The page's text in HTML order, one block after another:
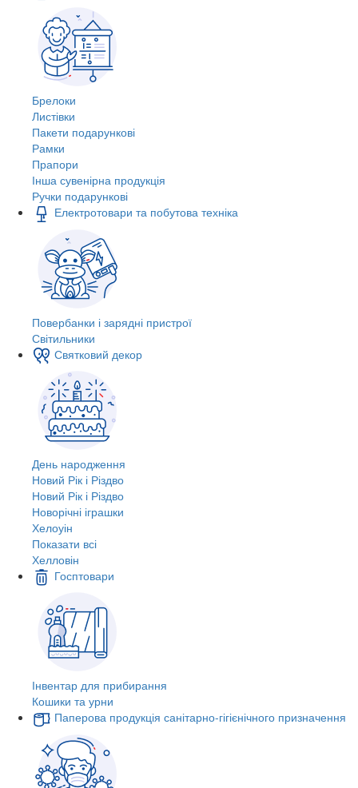
Брелоки
Листівки
Пакети подарункові
Рамки
Прапори
Інша сувенірна продукція
Ручки подарункові
Електротовари та побутова техніка
Повербанки і зарядні пристрої
Світильники
Святковий декор
День народження
Новий Рік і Різдво
Новий Рік і Різдво
Новорічні іграшки
Хелоуін
Показати всі
Хелловін
Госптовари
Інвентар для прибирання
Кошики та урни
Паперова продукція санітарно-гігієнічного призначення